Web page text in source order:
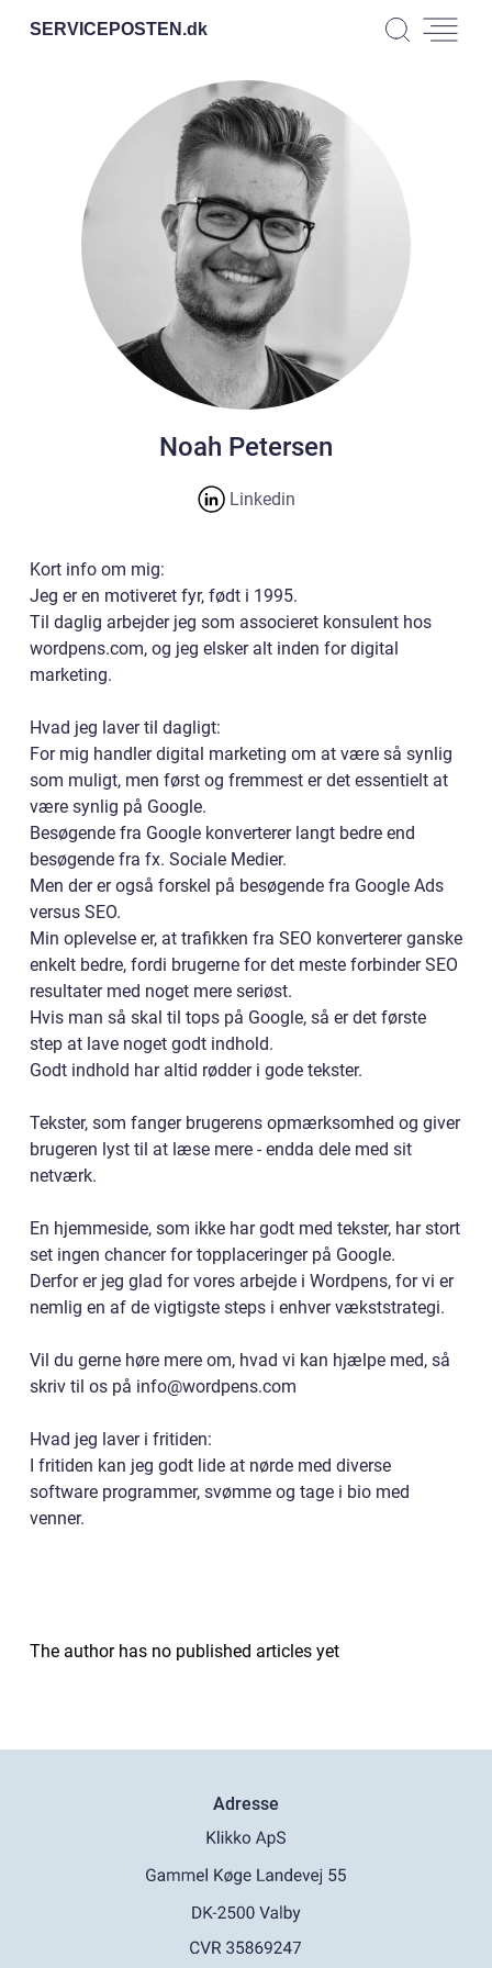
SERVICEPOSTEN.dk
Noah Petersen
Linkedin
Kort info om mig:
Jeg er en motiveret fyr, født i 1995.
Til daglig arbejder jeg som associeret konsulent hos
wordpens.com, og jeg elsker alt inden for digital
marketing.
Hvad jeg laver til dagligt:
For mig handler digital marketing om at være så synlig
som muligt, men først og fremmest er det essentielt at
være synlig på Google.
Besøgende fra Google konverterer langt bedre end
besøgende fra fx. Sociale Medier.
Men der er også forskel på besøgende fra Google Ads
versus SEO.
Min oplevelse er, at trafikken fra SEO konverterer ganske
enkelt bedre, fordi brugerne for det meste forbinder SEO
resultater med noget mere seriøst.
Hvis man så skal til tops på Google, så er det første
step at lave noget godt indhold.
Godt indhold har altid rødder i gode tekster.
Tekster, som fanger brugerens opmærksomhed og giver
brugeren lyst til at læse mere - endda dele med sit
netværk.
En hjemmeside, som ikke har godt med tekster, har stort
set ingen chancer for topplaceringer på Google.
Derfor er jeg glad for vores arbejde i Wordpens, for vi er
nemlig en af de vigtigste steps i enhver vækststrategi.
Vil du gerne høre mere om, hvad vi kan hjælpe med, så
skriv til os på info@wordpens.com
Hvad jeg laver i fritiden:
I fritiden kan jeg godt lide at nørde med diverse
software programmer, svømme og tage i bio med
venner.
The author has no published articles yet
Adresse